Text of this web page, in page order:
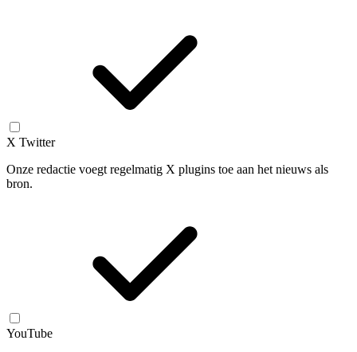
X Twitter
Onze redactie voegt regelmatig X plugins toe aan het nieuws als
bron.
YouTube